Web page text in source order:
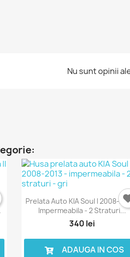
Nu sunt opinii
Prelata Auto KIA Soul I 2008-
Impermeabila - 2 Straturi...
340 lei
ADAUGA IN COS